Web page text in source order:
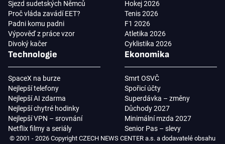
Sjezd sudetských Němců
Proč vláda zavádí EET?
Padni komu padni
Výpověď z práce vzor
Divoký kačer
Hokej 2026
Tenis 2026
F1 2026
Atletika 2026
Cyklistika 2026
Technologie
SpaceX na burze
Nejlepší telefony
Nejlepší AI zdarma
Nejlepší chytré hodinky
Nejlepší VPN – srovnání
Netflix filmy a seriály
Ekonomika
Smrt OSVČ
Spořicí účty
Superdávka – změny
Důchody 2027
Minimální mzda 2027
Senior Pas – slevy
© 2001 - 2026 Copyright CZECH NEWS CENTER a.s. a dodavatelé obsahu